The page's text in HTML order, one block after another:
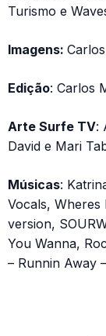
Turismo e
Imagens:
Edição: Carlos
Arte Surfe TV:
David e Mari
Músicas:
Vocals,
version,
You Wanna,
– Runnin Away